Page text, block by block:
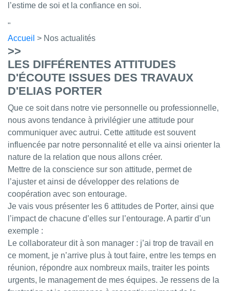
l’estime de soi et la confiance en soi.
Accueil > Nos actualités
>>
LES DIFFÉRENTES ATTITUDES
D'ÉCOUTE ISSUES DES TRAVAUX
D'ELIAS PORTER
Que ce soit dans notre vie personnelle ou professionnelle,
nous avons tendance à privilégier une attitude pour
communiquer avec autrui. Cette attitude est souvent
influencée par notre personnalité et elle va ainsi orienter la
nature de la relation que nous allons créer.
Mettre de la conscience sur son attitude, permet de
l’ajuster et ainsi de développer des relations de
coopération avec son entourage.
Je vais vous présenter les 6 attitudes de Porter, ainsi que
l’impact de chacune d’elles sur l’entourage. A partir d’un
exemple :
Le collaborateur dit à son manager : j’ai trop de travail en
ce moment, je n’arrive plus à tout faire, entre les temps en
réunion, répondre aux nombreux mails, traiter les points
urgents, le management de mes équipes. Je ressens de la